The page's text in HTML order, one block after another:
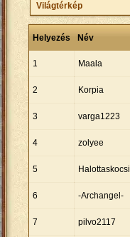
Világtérkép
Helyezés Név
1 Maala
2 Korpia
3 varga1223
4 zolyee
5 Halottaskocsi
6 -Archangel-
7 pilvo2117